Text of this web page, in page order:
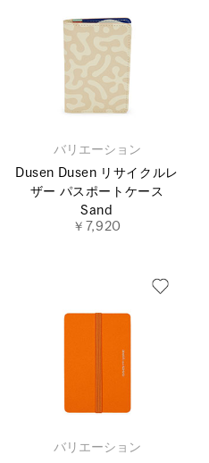
バリエーション
Dusen Dusen リサイクルレ
ザー パスポートケース
Sand
￥7,920
バリエーション